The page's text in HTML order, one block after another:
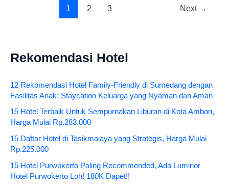
1 2 3 Next →
Rekomendasi Hotel
12 Rekomendasi Hotel Family-Friendly di Sumedang dengan
Fasilitas Anak: Staycation Keluarga yang Nyaman dan Aman
15 Hotel Terbaik Untuk Sempurnakan Liburan di Kota Ambon,
Harga Mulai Rp.283.000
15 Daftar Hotel di Tasikmalaya yang Strategis, Harga Mulai
Rp.225.000
15 Hotel Purwokerto Paling Recommended, Ada Luminor
Hotel Purwokerto Loh! 180K Dapet!!